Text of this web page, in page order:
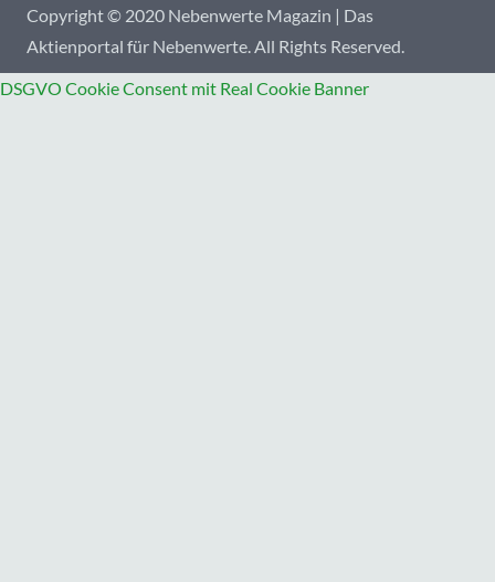
Copyright © 2020 Nebenwerte Magazin | Das
Aktienportal für Nebenwerte. All Rights Reserved.
DSGVO Cookie Consent mit Real Cookie Banner